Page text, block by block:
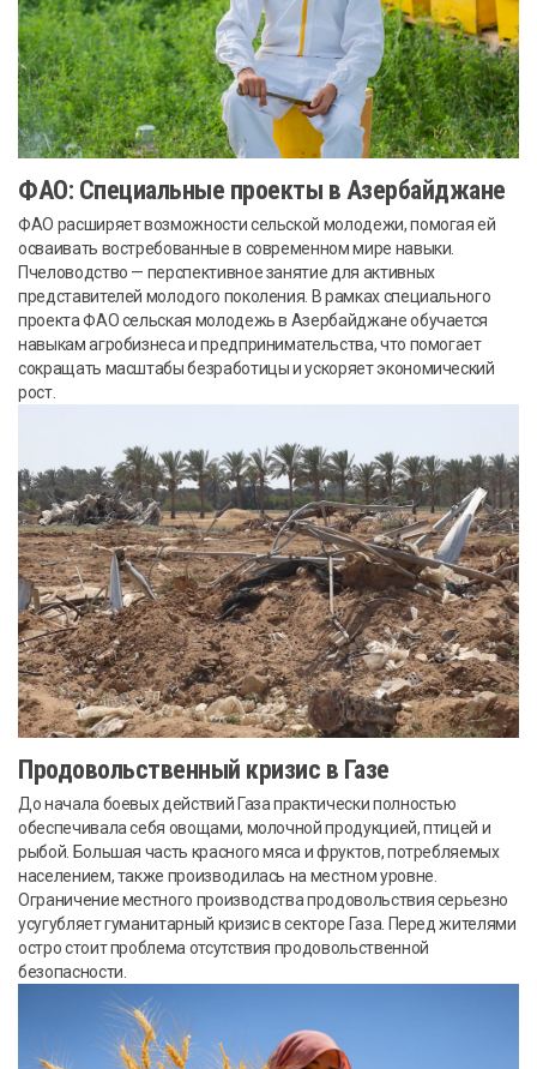
ФАО: Специальные проекты в Азербайджане
ФАО расширяет возможности сельской молодежи, помогая ей
осваивать востребованные в современном мире навыки.
Пчеловодство — перспективное занятие для активных
представителей молодого поколения. В рамках специального
проекта ФАО сельская молодежь в Азербайджане обучается
навыкам агробизнеса и предпринимательства, что помогает
сокращать масштабы безработицы и ускоряет экономический
рост.
Продовольственный кризис в Газе
До начала боевых действий Газа практически полностью
обеспечивала себя овощами, молочной продукцией, птицей и
рыбой. Большая часть красного мяса и фруктов, потребляемых
населением, также производилась на местном уровне.
Ограничение местного производства продовольствия серьезно
усугубляет гуманитарный кризис в секторе Газа. Перед жителями
остро стоит проблема отсутствия продовольственной
безопасности.